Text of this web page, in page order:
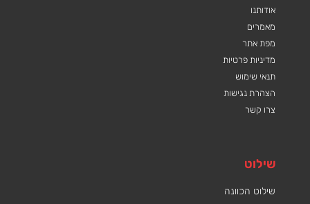
אודותנו
מאמרים
מפת אתר
מדיניות פרטיות
תנאי שימוש
הצהרת נגישות
צרו קשר
שילוט
שילוט הכוונה